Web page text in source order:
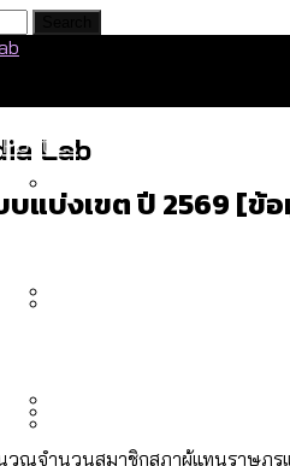
Lab
Politics
โลกใบเดียว สิทธิไม่เท่
แบ่งเขต ปี 2569 [ข้
ณจำนวนสมาชิกสภาผู้แทนราษฎรแ